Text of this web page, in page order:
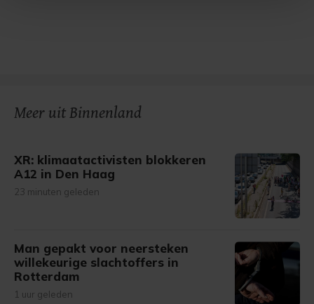
Meer uit Binnenland
XR: klimaatactivisten blokkeren
A12 in Den Haag
23 minuten geleden
Man gepakt voor neersteken
willekeurige slachtoffers in
Rotterdam
1 uur geleden